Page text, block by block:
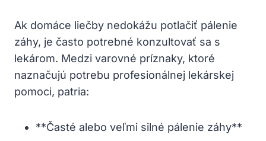
Ak domáce liečby nedokážu potlačiť pálenie
záhy, je často potrebné konzultovať sa s
lekárom. Medzi varovné príznaky, ktoré
naznačujú potrebu profesionálnej lekárskej
pomoci, patria:
**Časté alebo veľmi silné pálenie záhy**